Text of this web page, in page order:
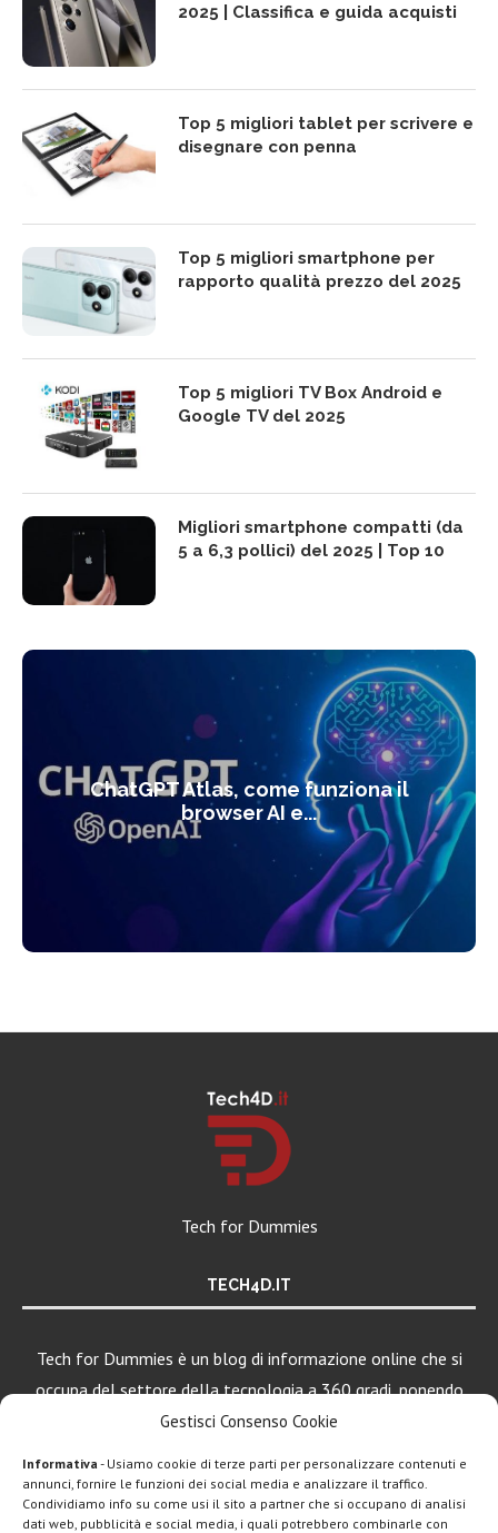
Gestisci Consenso Cookie
Informativa - Usiamo cookie di terze parti per personalizzare contenuti e
annunci, fornire le funzioni dei social media e analizzare il traffico.
Condividiamo info su come usi il sito a partner che si occupano di analisi
dati web, pubblicità e social media, i quali potrebbero combinarle con
2025 | Classifica e guida acquisti
Top 5 migliori tablet per scrivere e
disegnare con penna
Top 5 migliori smartphone per
rapporto qualità prezzo del 2025
Top 5 migliori TV Box Android e
Google TV del 2025
Migliori smartphone compatti (da
5 a 6,3 pollici) del 2025 | Top 10
ChatGPT Atlas, come funziona il
browser AI e...
Tech for Dummies
TECH4D.IT
Tech for Dummies è un blog di informazione online che si
occupa del settore della tecnologia a 360 gradi, ponendo
una particolare attenzione al mondo Android, Apple e